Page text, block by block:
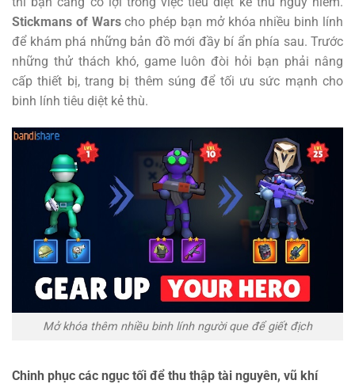
Stickmans of Warscho phép bạn mở khóa nhiều binh lính
để khám phá những bản đồ mới đầy bí ẩn phía sau. Trước
những thử thách khó, game luôn đòi hỏi bạn phải nâng
cấp thiết bị, trang bị thêm súng để tối ưu sức mạnh cho
binh lính tiêu diệt kẻ thù.
Mở khóa thêm nhiều binh lính người que để giết địch
Chinh phục các ngục tối để thu thập tài nguyên, vũ khí